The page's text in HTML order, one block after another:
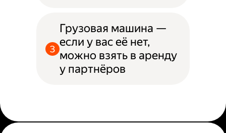
Грузовая машина —
если у вас её нет,
можно взять в аренду
у партнёров